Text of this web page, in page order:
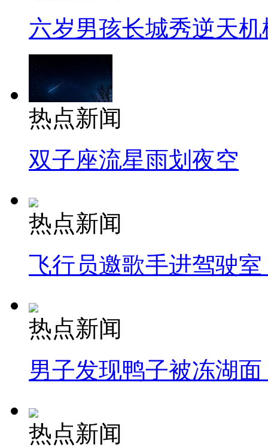
六岁男孩长城秀逆天机
热点新闻
双子座流星雨划夜空
热点新闻
飞行员邀歌手进驾驶
热点新闻
男子发现鸭子被冻湖
热点新闻